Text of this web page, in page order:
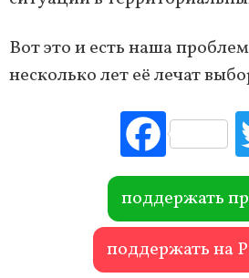
Вот это и есть наша
несколько лет её лечат
Fac
ebo
ok
поддержать
поддержать на